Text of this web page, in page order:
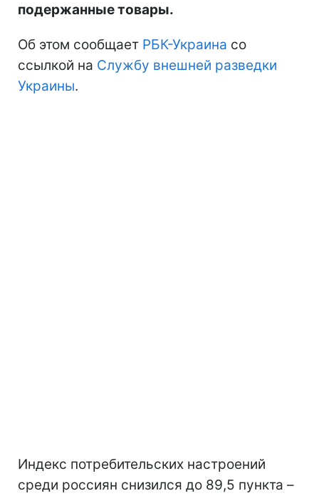
подержанные товары.
Об этом сообщает РБК-Украина со
ссылкой на Службу внешней разведки
Украины.
Индекс потребительских настроений
среди россиян снизился до 89,5 пункта –